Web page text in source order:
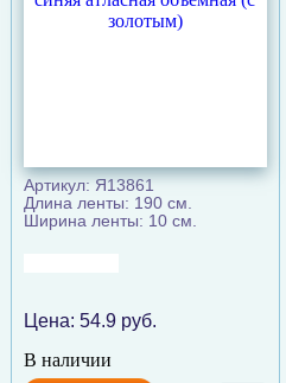
Артикул: Я13861
Длина ленты: 190 см.
Ширина ленты: 10 см.
Цена: 54.9руб.
В наличии